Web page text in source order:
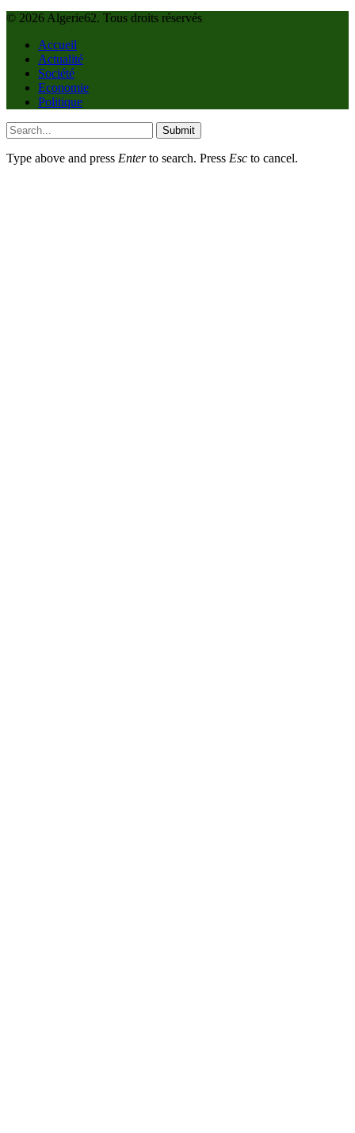
© 2026 Algerie62. Tous droits réservés
Accueil
Actualité
Société
Economie
Politique
Submit
Type above and press Enterto search. Press Esc to cancel.